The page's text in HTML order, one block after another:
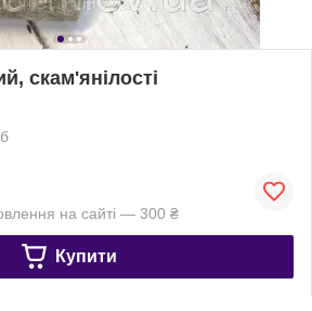
скам'янілості
на сайті — 300 ₴
Купити